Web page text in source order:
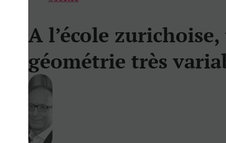
A l’école
géométrie très